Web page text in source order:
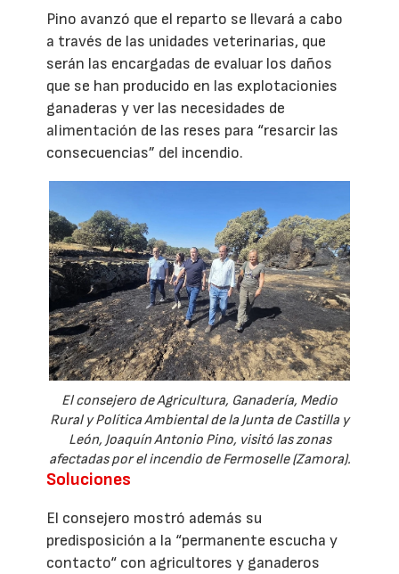
Pino avanzó que el reparto se llevará a cabo
a través de las unidades veterinarias, que
serán las encargadas de evaluar los daños
que se han producido en las explotacionies
ganaderas y ver las necesidades de
alimentación de las reses para “resarcir las
consecuencias” del incendio.
El consejero de Agricultura, Ganadería, Medio
Rural y Política Ambiental de la Junta de Castilla y
León, Joaquín Antonio Pino, visitó las zonas
afectadas por el incendio de Fermoselle (Zamora).
Soluciones
El consejero mostró además su
predisposición a la “permanente escucha y
contacto“ con agricultores y ganaderos